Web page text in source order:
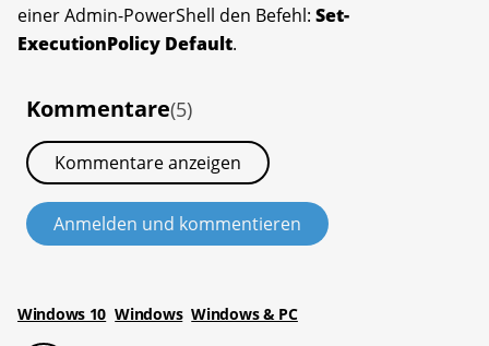
einer Admin-PowerShell den Befehl: Set-
ExecutionPolicy Default.
Kommentare(5)
Kommentare anzeigen
Anmelden und kommentieren
Windows 10 Windows Windows & PC